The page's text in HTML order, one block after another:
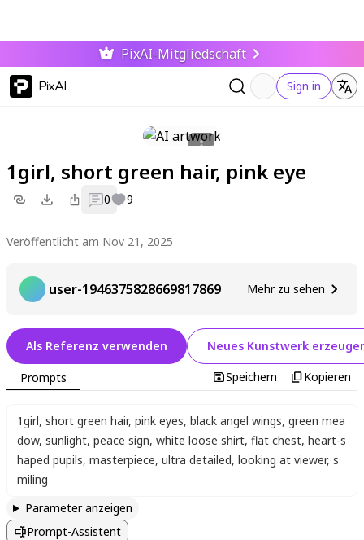
PixAI-Mitgliedschaft
PixAI Sign in
1girl, short green hair, pink eye
0 9
Veröffentlicht am Nov 21, 2025
user-1946375828669817869 Mehr zu sehen
Als Referenz verwenden Neues Kunstwerk
Prompts Speichern Kopieren
1girl, short green hair, pink eyes, black angel wings, green mea
dow, sunlight, peace sign, white loose shirt, flat chest, heart-s
haped pupils, masterpiece, ultra detailed, looking at viewer, s
miling
Parameter anzeigen
Prompt-Assistent